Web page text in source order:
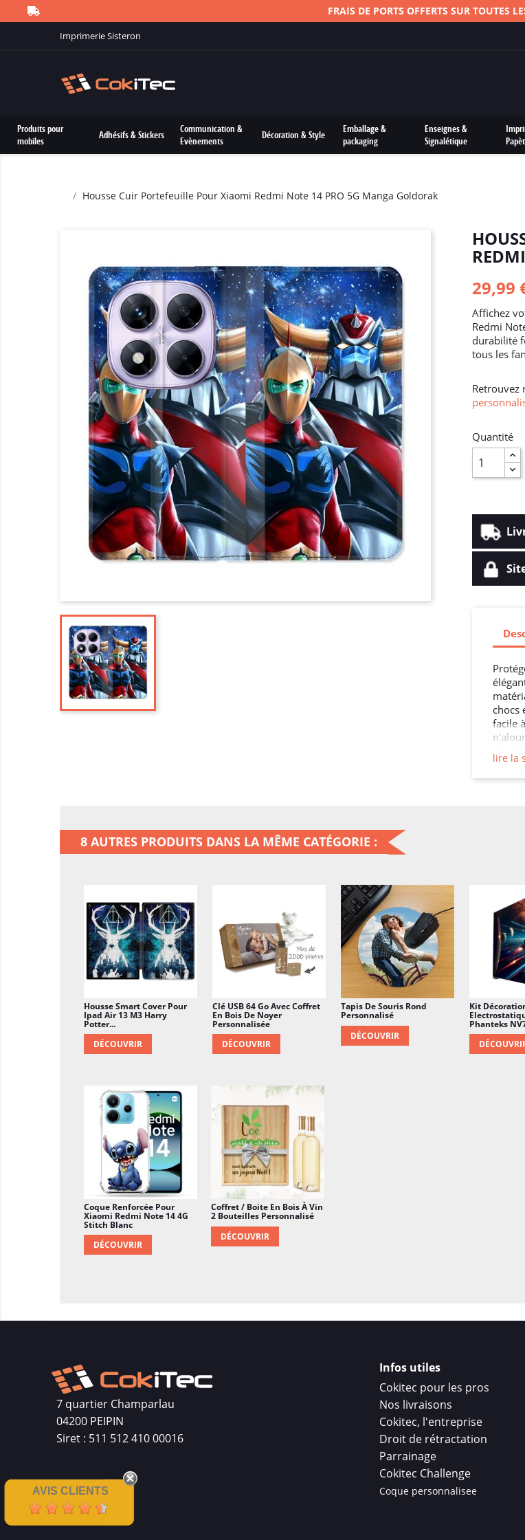
FRAIS DE PORTS OFFERTS SUR TOUTES
Imprimerie Sisteron
Produits pour
mobiles
Adhésifs & Stickers
Communication &
Evènements
Décoration & Style
Emballage &
packaging
Enseignes &
Signalétique
Housse Cuir Portefeuille Pour Xiaomi Redmi Note 14 PRO 5G Manga Goldorak
29,99
Affichez
Redmi
durabilité
tous les
Retrouvez
Quantité
chocs
facile
à
lire la
8 AUTRES PRODUITS DANS LA MÊME CATÉGORIE :
Housse Smart Cover Pour
Ipad Air 13 M3 Harry
Potter...
DÉCOUVRIR
Clé USB 64 Go Avec Coffret
En Bois De Noyer
Personnalisée
DÉCOUVRIR
Tapis De Souris Rond
Personnalisé
DÉCOUVRIR
Kit
Phanteks
Coque Renforcée Pour
Xiaomi Redmi Note 14 4G
Stitch Blanc
DÉCOUVRIR
Coffret / Boite En Bois À Vin
2 Bouteilles Personnalisé
DÉCOUVRIR
7 quartier Champarlau
04200 PEIPIN
Siret : 511 512 410 00016
Infos utiles
Cokitec pour les pros
Nos livraisons
Cokitec, l'entreprise
Droit de rétractation
Parrainage
Cokitec Challenge
Coque personnalisee
AVIS CLIENTS